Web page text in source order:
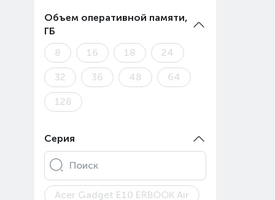
Объем оперативной памяти,
ГБ
8
16 18 24
32 36 48 64
128
Серия
Поиск
Acer Gadget E10 ERBOOK Air